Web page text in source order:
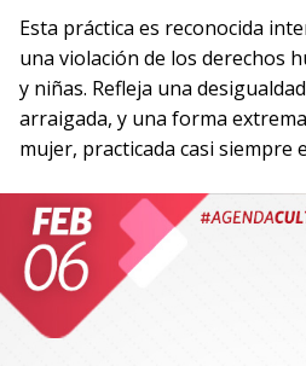
Esta práctica es reconocida
una violación de los derechos
y niñas. Refleja una
arraigada, y una forma
mujer, practicada casi siempre